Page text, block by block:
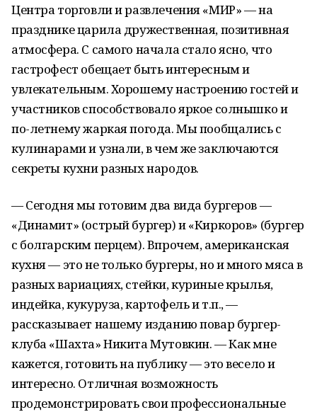
Центра торговли и развлечения «МИР» — на
празднике царила дружественная, позитивная
атмосфера. С самого начала стало ясно, что
гастрофест обещает быть интересным и
увлекательным. Хорошему настроению гостей и
участников способствовало яркое солнышко и
по-летнему жаркая погода. Мы пообщались с
кулинарами и узнали, в чем же заключаются
секреты кухни разных народов.
— Сегодня мы готовим два вида бургеров —
«Динамит» (острый бургер) и «Киркоров» (бургер
с болгарским перцем). Впрочем, американская
кухня — это не только бургеры, но и много мяса в
разных вариациях, стейки, куриные крылья,
индейка, кукуруза, картофель и т.п., —
рассказывает нашему изданию повар бургер-
клуба «Шахта» Никита Мутовкин. — Как мне
кажется, готовить на публику — это весело и
интересно. Отличная возможность
продемонстрировать свои профессиональные